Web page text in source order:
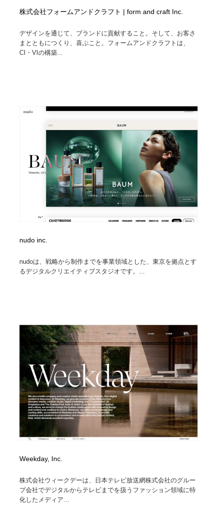
株式会社フォームアンドクラフト | form and craft Inc.
デザインを通じて、ブランドに貢献すること。そして、お客さ
まとともにつくり、喜ぶこと。フォームアンドクラフトは、
CI・VIの構築...
nudo inc.
nudoは、戦略から制作までを事業領域とした、東京を拠点とす
るデジタルクリエイティブスタジオです。...
Weekday, Inc.
株式会社ウィークデーは、日本テレビ放送網株式会社のグルー
プ会社でデジタルからテレビまでを扱うファッション領域に特
化したメディア...